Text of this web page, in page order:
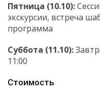
Пятница (10.10):
экскурсии, встреча
программа
Суббота (11.10):
11:00
Стоимость